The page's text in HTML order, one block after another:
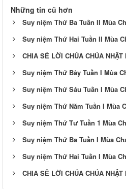
Những tin cũ hơn
Suy niệm Thứ Ba Tuần II Mùa
Suy niệm Thứ Hai Tuần II Mùa
CHIA SẺ LỜI CHÚA CHÚA NHẬT
Suy niệm Thứ Bảy Tuần I Mùa
Suy niệm Thứ Sáu Tuần I Mùa
Suy niệm Thứ Năm Tuần I Mùa
Suy niệm Thứ Tư Tuần 1 Mùa
Suy niệm Thứ Ba Tuần I Mùa
Suy niệm Thứ Hai Tuần I Mùa
CHIA SẺ LỜI CHÚA CHÚA NHẬT